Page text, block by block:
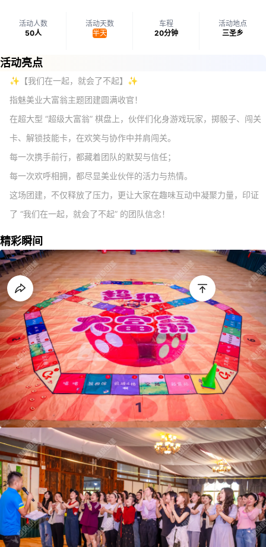
活动人数
50人
活动天数
半天
车程
20分钟
活动地点
三圣乡
活动亮点
✨【我们在一起，就会了不起】✨
指魅美业大富翁主题团建圆满收官！
在超大型 “超级大富翁” 棋盘上，伙伴们化身游戏玩家，掷骰子、闯关
卡、解锁技能卡，在欢笑与协作中并肩闯关。
每一次携手前行，都藏着团队的默契与信任；
每一次欢呼相拥，都尽显美业伙伴的活力与热情。
这场团建，不仅释放了压力，更让大家在趣味互动中凝聚力量，印证
精彩瞬间